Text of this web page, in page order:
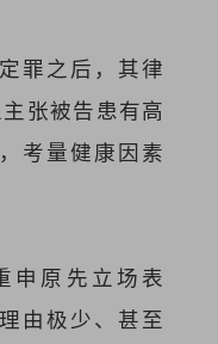
罪之后，其律
张被告患有高
考量健康因素
申原先立场表
由极少、甚至